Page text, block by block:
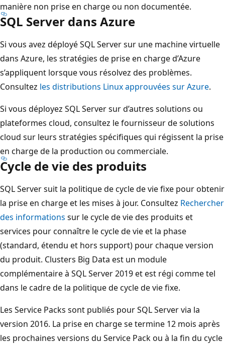
manière non prise en charge ou non documentée.
SQL Server dans Azure
Si vous avez déployé SQL Server sur une machine virtuelle
dans Azure, les stratégies de prise en charge d’Azure
s’appliquent lorsque vous résolvez des problèmes.
Consultez les distributions Linux approuvées sur Azure.
Si vous déployez SQL Server sur d’autres solutions ou
plateformes cloud, consultez le fournisseur de solutions
cloud sur leurs stratégies spécifiques qui régissent la prise
en charge de la production ou commerciale.
Cycle de vie des produits
SQL Server suit la politique de cycle de vie fixe pour obtenir
la prise en charge et les mises à jour. Consultez Rechercher
des informations sur le cycle de vie des produits et
services pour connaître le cycle de vie et la phase
(standard, étendu et hors support) pour chaque version
du produit. Clusters Big Data est un module
complémentaire à SQL Server 2019 et est régi comme tel
dans le cadre de la politique de cycle de vie fixe.
Les Service Packs sont publiés pour SQL Server via la
version 2016. La prise en charge se termine 12 mois après
les prochaines versions du Service Pack ou à la fin du cycle